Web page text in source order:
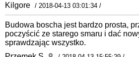
Kilgore / 2018-04-13 03:01:34 /
Budowa boscha jest bardzo prosta,
poczyścić ze starego smaru i dać
sprawdzając wszystko.